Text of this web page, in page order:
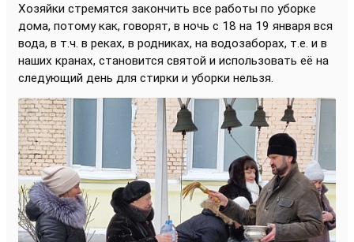
Хозяйки стремятся закончить все работы по уборке
дома, потому как, говорят, в ночь с 18 на 19 января вся
вода, в т.ч. в реках, в родниках, на водозаборах, т.е. и в
наших кранах, становится святой и использовать её на
следующий день для стирки и уборки нельзя.